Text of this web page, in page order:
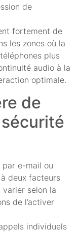
de
fortement de
les zones où la
plus
audio à la
optimale.
de
par e-mail ou
deux facteurs
selon la
de l’activer
individuels